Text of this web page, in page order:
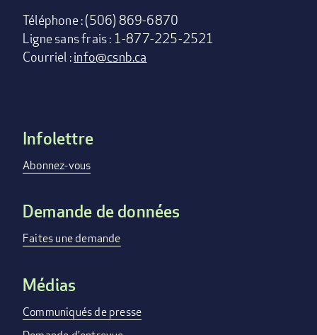
Téléphone : (506) 869-6870
Ligne sans frais : 1-877-225-2521
Courriel :info@csnb.ca
Footer
menu
Infolettre
Abonnez-vous
Demande de données
Faites une demande
Médias
Communiqués de presse